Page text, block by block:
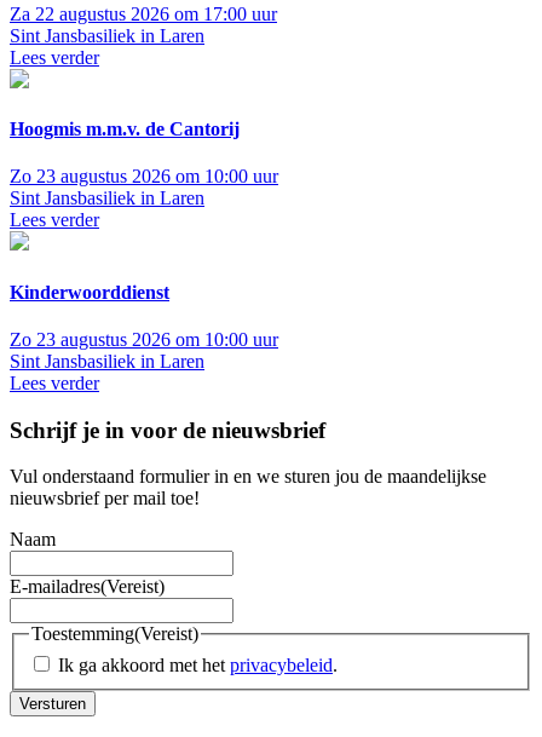
Za 22 augustus 2026 om 17:00 uur
Sint Jansbasiliek in Laren
Lees verder
Hoogmis m.m.v. de Cantorij
Zo 23 augustus 2026 om 10:00 uur
Sint Jansbasiliek in Laren
Lees verder
Kinderwoorddienst
Zo 23 augustus 2026 om 10:00 uur
Sint Jansbasiliek in Laren
Lees verder
Schrijf je in voor de nieuwsbrief
Vul onderstaand formulier in en we sturen jou de maandelijkse
nieuwsbrief per mail toe!
Naam
E-mailadres(Vereist)
Toestemming(Vereist)
Ik ga akkoord met het privacybeleid.
Versturen